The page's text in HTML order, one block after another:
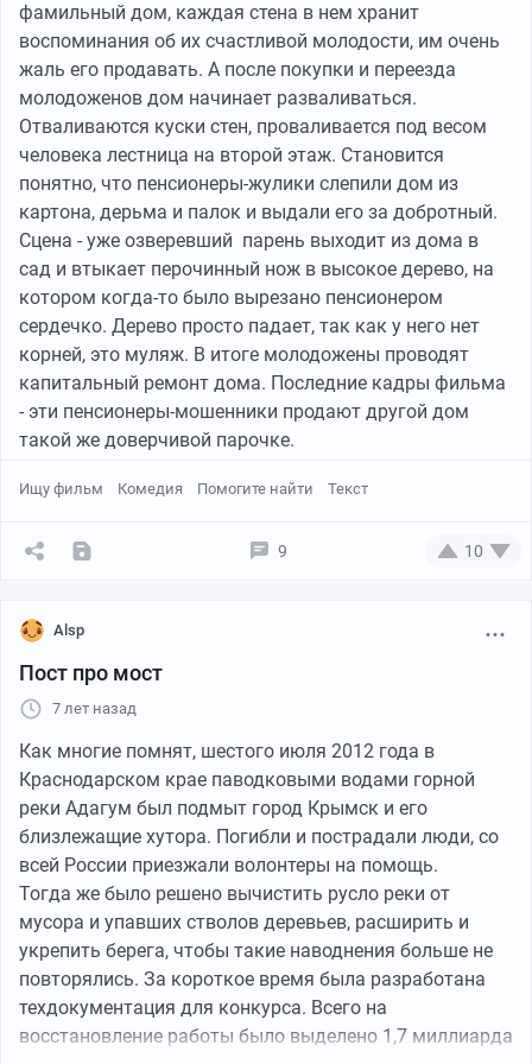
дерева. Он спускался в трусах, молча перекусывал
наш провод в подъездном щитке и быстро убегал
часто плакал грудной ребенок, тогда Вован
высовывался из окна и орал, что перережет всех
Летом он сидел с пивком на лавочке возле подъезда.
Так как в тишине сидеть было скучно, в окно своей
комнаты на пятом этаже он вытаскивал
радиоприемник. И тогда с 11 утра до 11 вечера без
перерыва двор заполняли звуки «Ретро ФМ», радуя
всех соседей.
Еще у Вована была машина, старая девятка с
освобождали от гаражей, организовывали
парковочных мест было раза 4 четыре больше, чем
место, положил кирпич и зорко следил, чтоб никто
кирпич никогда не убирал, поэтому чаще всего
кирпич_Вована-пусто-пусто. Как минимум один раз он
подрался с соседом, случайно вставшим на «его»
место. Дошло до полиции, но без последствий.
Однажды в его квартире прорвало трубу с горячей
водой. Трудно сказать, как быстро перекрыли напор,
но вода протекла до первого этажа, всего пострадало
семь квартир. В нашей квартире плавали вещи, из
синтезатора я вылил кастрюлю воды, а диван
пришлось заменить. Мы не слишком переживали, так
как квартира была застрахована, а вот соседям снизу
повезло меньше. Естественно, Вован и не думал ни
перед кем извиняться, зато мигом прибежал с криком
«не шуми!», когда я пытался открыть дверь в свою
фамильный дом, каждая стена в нем хранит
воспоминания об их счастливой молодости, им очень
жаль его продавать. А после покупки и переезда
молодоженов дом начинает разваливаться.
Отваливаются куски стен, проваливается под весом
человека лестница на второй этаж. Становится
понятно, что пенсионеры-жулики слепили дом из
картона, дерьма и палок и выдали его за добротный.
Сцена - уже озверевший парень выходит из дома в
сад и втыкает перочинный нож в высокое дерево, на
котором когда-то было вырезано пенсионером
сердечко. Дерево просто падает, так как у него нет
корней, это муляж. В итоге молодожены проводят
капитальный ремонт дома. Последние кадры фильма
- эти пенсионеры-мошенники продают другой дом
такой же доверчивой парочке.
Ищу фильм Комедия Помогите найти Текст
9 10
Alsp
Пост про мост
7 лет назад
Как многие помнят, шестого июля 2012 года в
Краснодарском крае паводковыми водами горной
реки Адагум был подмыт город Крымск и его
близлежащие хутора. Погибли и пострадали люди, со
всей России приезжали волонтеры на помощь.
Тогда же было решено вычистить русло реки от
мусора и упавших стволов деревьев, расширить и
укрепить берега, чтобы такие наводнения больше не
повторялись. За короткое время была разработана
техдокументация для конкурса. Всего на
восстановление работы было выделено 1,7 миллиарда